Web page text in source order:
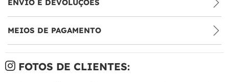
ENVIO E DEVOLUÇÕES
MEIOS DE PAGAMENTO
FOTOS DE CLIENTES: